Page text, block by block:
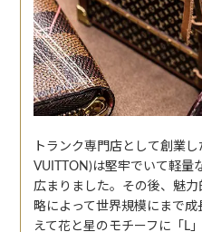
トランク専門店として創業
VUITTON)は堅牢でいて軽量
広まりました。その後、魅
略によって世界規模にまで
えて花と星のモチーフに「L